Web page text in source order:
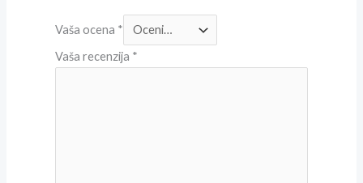
Vaša ocena *
Vaša recenzija *